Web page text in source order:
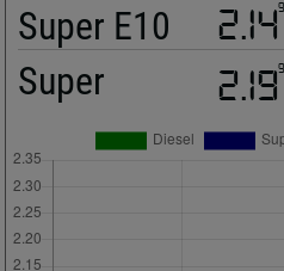
Super E10 2.149
Super 2.199